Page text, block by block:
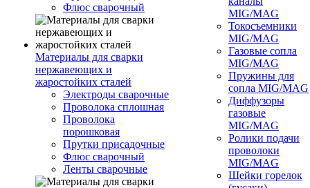
Флюс сварочный
Материалы для сварки
нержавеющих и
жаростойких сталей
Электроды сварочные
Проволока сплошная
Проволока
порошковая
Прутки присадочные
Флюс сварочный
Ленты сварочные
MIG/MAG
Токосъемники
MIG/MAG
Газовые сопла
MIG/MAG
Пружины для
сопла MIG/MAG
Диффузоры
газовые
MIG/MAG
Ролики подачи
проволоки
MIG/MAG
Шейки горелок